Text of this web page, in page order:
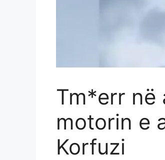
Tm*err në
motorin e
Korfuzi